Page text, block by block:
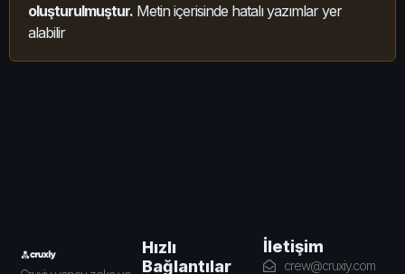
oluşturulmuştur. Metin içerisinde hatalı yazımlar yer
alabilir
Hızlı
Bağlantılar
İletişim
crew@cruxiy.com